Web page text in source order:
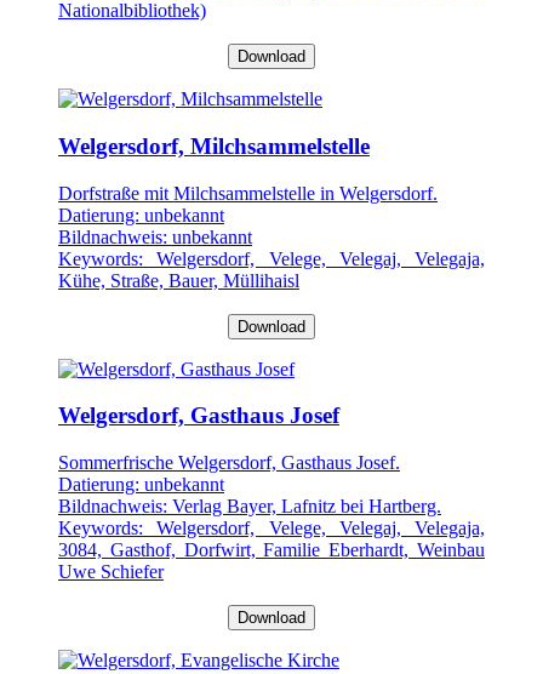
Nationalbibliothek)
Download
Welgersdorf, Milchsammelstelle
Dorfstraße mit Milchsammelstelle in Welgersdorf.
Datierung: unbekannt
Bildnachweis: unbekannt
Keywords: Welgersdorf, Velege, Velegaj, Velegaja,
Kühe, Straße, Bauer, Müllihaisl
Download
Welgersdorf, Gasthaus Josef
Sommerfrische Welgersdorf, Gasthaus Josef.
Datierung: unbekannt
Bildnachweis: Verlag Bayer, Lafnitz bei Hartberg.
Keywords: Welgersdorf, Velege, Velegaj, Velegaja,
3084, Gasthof, Dorfwirt, Familie Eberhardt, Weinbau
Uwe Schiefer
Download